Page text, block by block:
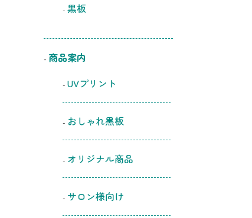
黒板
商品案内
UVプリント
おしゃれ黒板
オリジナル商品
サロン様向け